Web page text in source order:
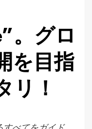
。グロ
を目指
リ！